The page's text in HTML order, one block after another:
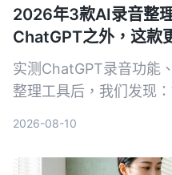
2026年3款AI录音整
ChatGPT之外，这款
实测ChatGPT录音功能
整理工具后，我们发现
2026-08-10